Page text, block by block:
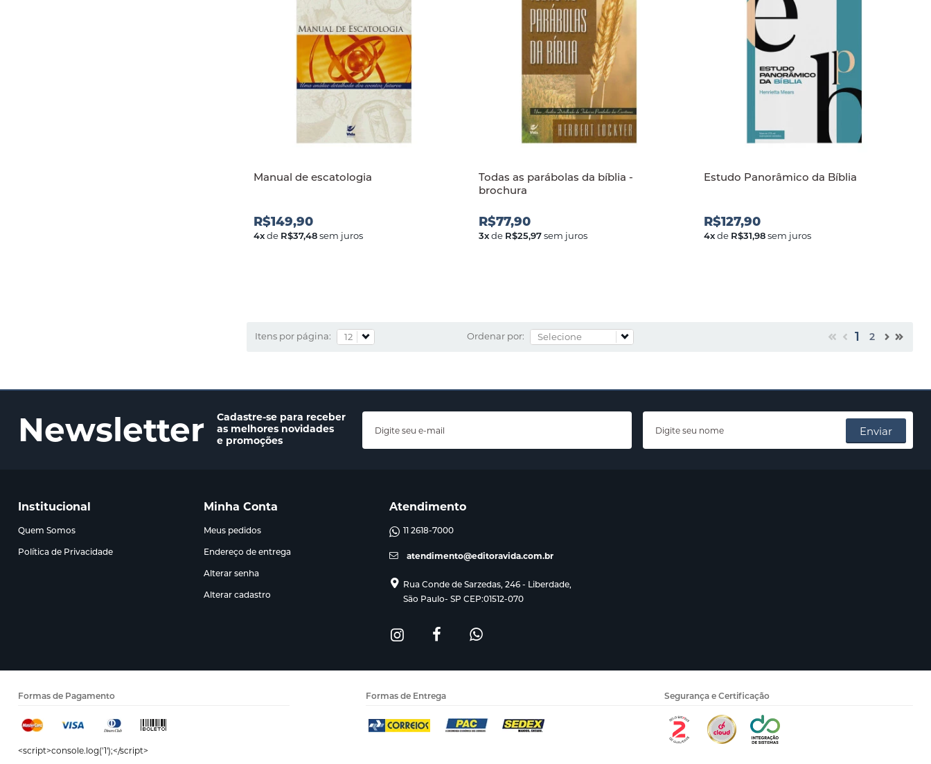
Manual de escatologia
R$149,90
4xde R$37,48sem juros
Todas as parábolas da bíblia -
brochura
R$77,90
3xde R$25,97sem juros
Estudo Panorâmico da Bíblia
R$127,90
4xde R$31,98sem juros
Itens por página: Ordenar por: 1 2
Newsletter
Cadastre-se para receber
as melhores novidades
e promoções
Enviar
Institucional
Quem Somos
Política de Privacidade
Minha Conta
Meus pedidos
Endereço de entrega
Alterar senha
Alterar cadastro
Atendimento
11 2618-7000
atendimento@editoravida.com.br
Rua Conde de Sarzedas, 246 - Liberdade,
São Paulo- SP CEP:01512-070
Formas de Pagamento
<script>console.log('1');</script>
Formas de Entrega Segurança e Certificação